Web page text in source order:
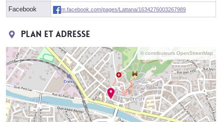
Facebook m.facebook.com/pages/Lattana/1634276003267989
Plan et adresse
© contributeurs OpenStreetMap